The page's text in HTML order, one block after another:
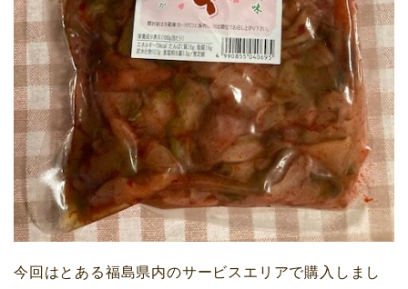
今回はとある福島県内のサービスエリアで購入しまし